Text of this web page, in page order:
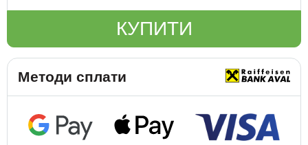
КУПИТИ
Методи сплати